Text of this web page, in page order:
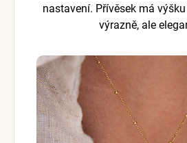
nastavení. Přívěsek má výšku
výrazně, ale